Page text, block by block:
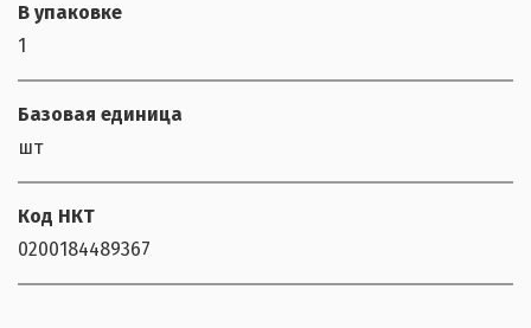
В упаковке
1
Базовая единица
шт
Код НКТ
0200184489367